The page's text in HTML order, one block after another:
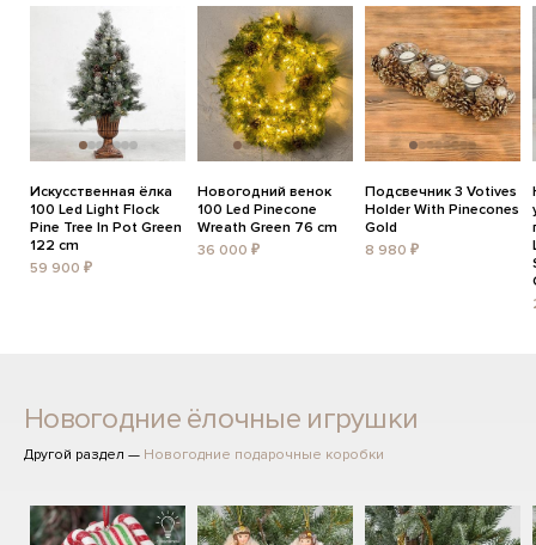
Искусственная ёлка
100 Led Light Flock
Pine Tree In Pot Green
122 cm
59 900 ₽
Новогодний венок
100 Led Pinecone
Wreath Green 76 cm
36 000 ₽
Подсвечник 3 Votives
Holder With Pinecones
Gold
8 980 ₽
Новогодние ёлочные игрушки
Другой раздел — Новогодние подарочные коробки